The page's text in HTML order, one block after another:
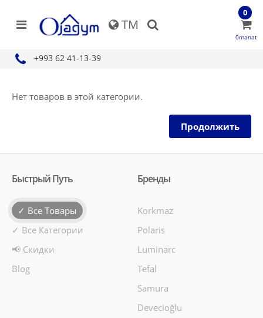
TM
+993 62 41-13-39
0
0manat
Нет товаров в этой категории.
Продолжить
Быстрый Путь
✓ Все Товары
✓ Все Категории
📢 Скидки
Blog
Бренды
Korkmaz
Polaris
Luminarc
Tefal
Samura
Devecioğlu